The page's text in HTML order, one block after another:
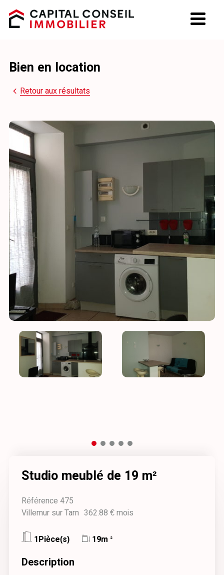
Estimation
La société
Bien en location
Retour aux résultats
Studio meublé de 19 m²
Référence 475
Villemur sur Tarn
362.88 € mois
1Pièce(s) 19m 2
Description